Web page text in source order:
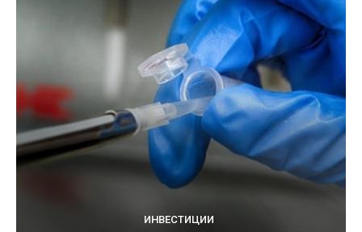
ИНВЕСТИЦИИ